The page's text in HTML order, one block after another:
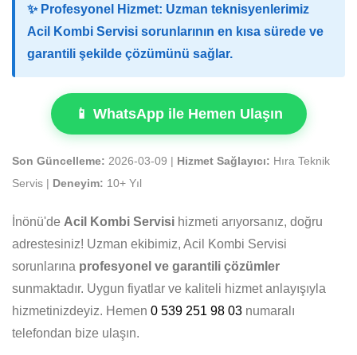
✨ Profesyonel Hizmet: Uzman teknisyenlerimiz
Acil Kombi Servisi sorunlarının en kısa sürede ve
garantili şekilde çözümünü sağlar.
📱 WhatsApp ile Hemen Ulaşın
Son Güncelleme: 2026-03-09 | Hizmet Sağlayıcı: Hıra Teknik
Servis |
Deneyim: 10+ Yıl
İnönü'de Acil Kombi Servisi hizmeti arıyorsanız, doğru
adrestesiniz! Uzman ekibimiz, Acil Kombi Servisi
sorunlarına profesyonel ve garantili çözümler
sunmaktadır. Uygun fiyatlar ve kaliteli hizmet anlayışıyla
hizmetinizdeyiz. Hemen 0 539 251 98 03 numaralı
telefondan bize ulaşın.